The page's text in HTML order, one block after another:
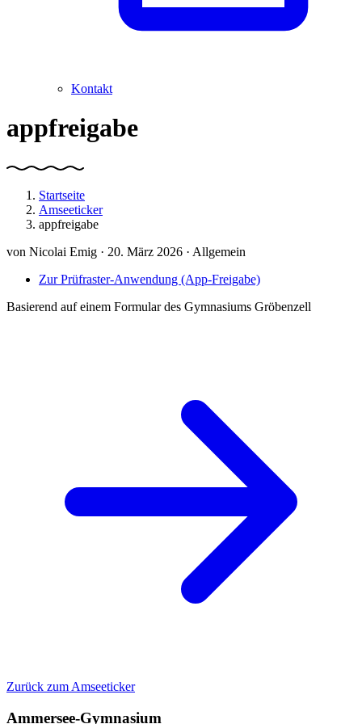
Kontakt
appfreigabe
Startseite
Amseeticker
appfreigabe
von Nicolai Emig · 20. März 2026 · Allgemein
Zur Prüfraster-Anwendung (App-Freigabe)
Basierend auf einem Formular des Gymnasiums Gröbenzell
Zurück zum Amseeticker
Ammersee-Gymnasium